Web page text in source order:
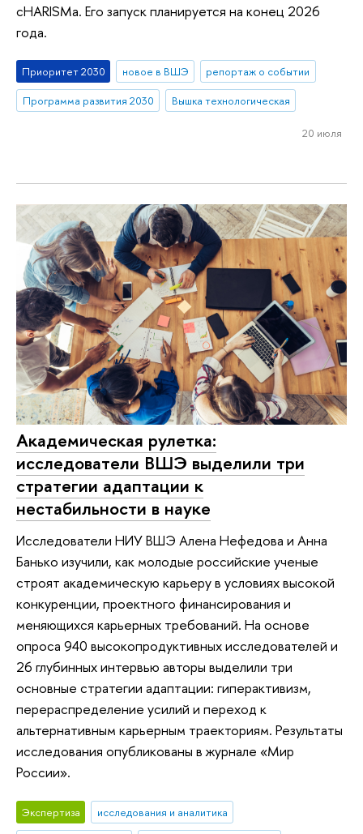
cHARISMa. Его запуск планируется на конец 2026
года.
Приоритет 2030 новое в ВШЭ
репортаж о событии
Программа развития 2030
Вышка технологическая
20 июля
Академическая рулетка:
исследователи ВШЭ выделили три
стратегии адаптации к
нестабильности в науке
Исследователи НИУ ВШЭ Алена Нефедова и Анна
Банько изучили, как молодые российские ученые
строят академическую карьеру в условиях высокой
конкуренции, проектного финансирования и
меняющихся карьерных требований. На основе
опроса 940 высокопродуктивных исследователей и
26 глубинных интервью авторы выделили три
основные стратегии адаптации: гиперактивизм,
перераспределение усилий и переход к
альтернативным карьерным траекториям. Результаты
исследования опубликованы в журнале «Мир
России».
Экспертиза
исследования и аналитика